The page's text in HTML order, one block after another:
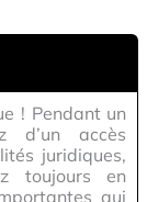
! Pendant un
d’un accès
juridiques,
toujours en
qui